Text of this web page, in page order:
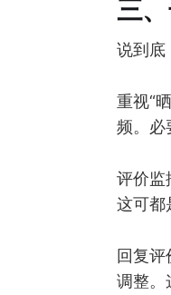
三
说到底
重视“
频。必
评价监
这可都
回复评
调整。